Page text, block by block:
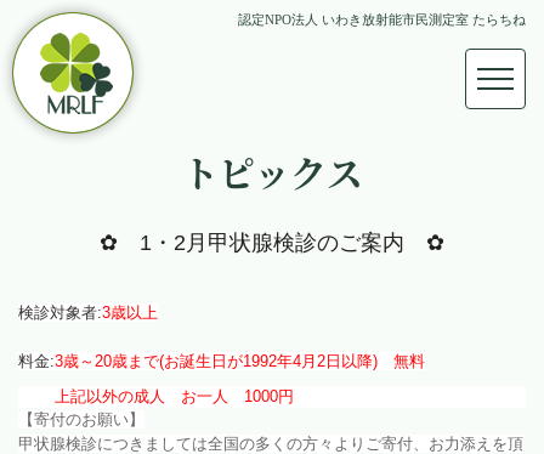
認定NPO法人 いわき放射能市民測定室 たらちね
トピックス
✿ 1・2月甲状腺検診のご案内 ✿
検診対象者:3歳以上
料金:3歳～20歳まで(お誕生日が1992年4月2日以降) 無料
上記以外の成人 お一人 1000円
【寄付のお願い】
甲状腺検診につきましては全国の多くの方々よりご寄付、お力添えを頂